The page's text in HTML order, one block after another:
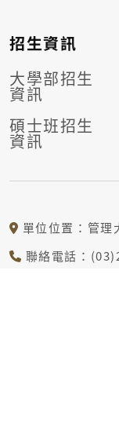
招生資訊
大學部招生
資訊
碩士班招生
資訊
單位位置：管理
聯絡電話：